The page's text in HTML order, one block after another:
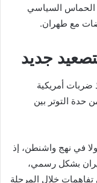
الحماس السياسي
مع طهران.
جديد
أمريكية
حدة التوتر بين
في نهج واشنطن، إذ
إيران بشكل رسمي،
خلال المرحلة